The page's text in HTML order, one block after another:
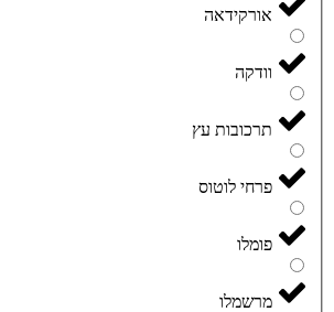
אורקידאה
וודקה
תרכובות עץ
פרחי לוטוס
פומלו
מרשמלו